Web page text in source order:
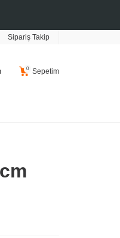
Sipariş Takip
0 Sepetim